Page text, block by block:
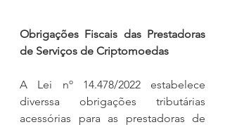
Obrigações Fiscais das Prestadoras
de Serviços de Criptomoedas
A Lei nº 14.478/2022 estabelece
diverssa obrigações tributárias
acessórias para as prestadoras de